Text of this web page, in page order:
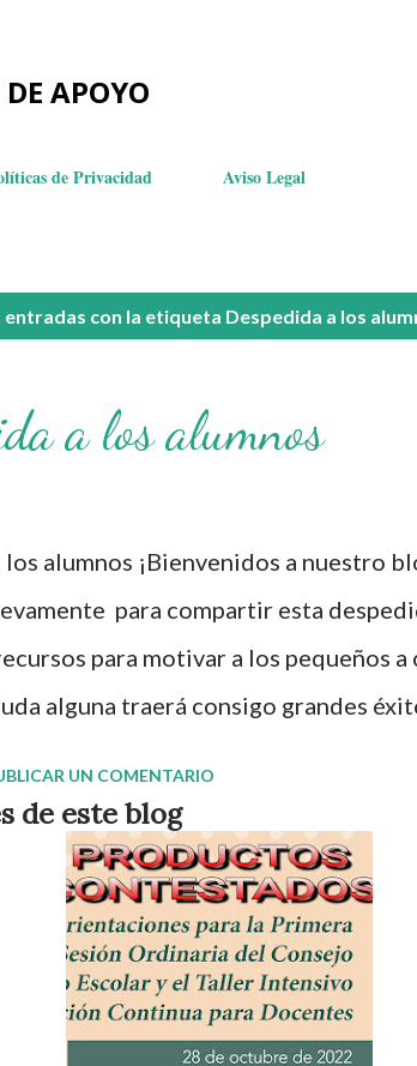
APOYO
de Privacidad Aviso Legal
con la etiqueta Despedida a los
a los alumnos
los alumnos ¡Bienvenidos a nuestro
para compartir esta
para motivar a los pequeños a
alguna traerá consigo grandes
recordamos que nosotros
y educativos. Obtén material
a los alumnos ¡Gracias por tu
olvides compartir nuestra página y
educativo. 👉 Grupo de
de WhatsApp y seguir a Salón
UN COMENTARIO
de este blog